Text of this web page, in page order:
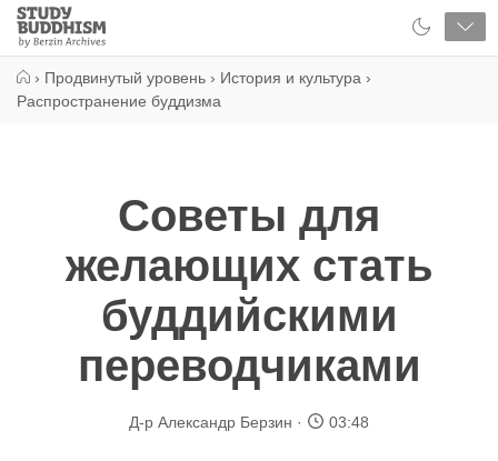
Close
Study
Buddhism
› Продвинутый уровень › История и культура ›
Распространение буддизма
Советы для
желающих стать
буддийскими
переводчиками
Д-р Александр Берзин 03:48